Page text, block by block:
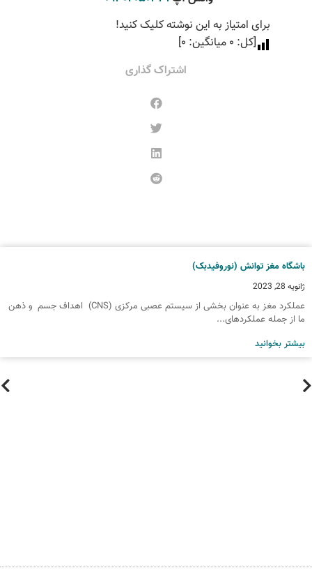
برای امتیاز به این نوشته کلیک کنید!
[کل:0 میانگین:0
اشتراک گذاری
باشگاه مغز توانش (نوروفیدبک)
ژانویه 28, 2023
عملکرد مغز به عنوان بخشی از سیستم عصبی مرکزی (CNS) اهداف جسم و ذهن
ما از جمله عملکردهای...
بیشتر بخوانید